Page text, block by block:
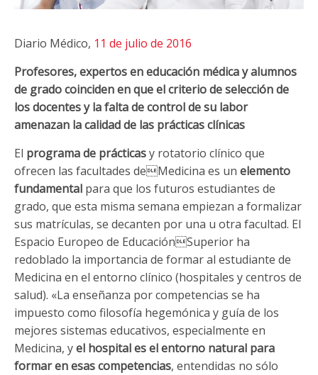
Diario Médico, 11 de julio de 2016
Profesores, expertos en educación médica y alumnos
de grado coinciden en que el criterio de selección de
los docentes y la falta de control de su labor
amenazan la calidad de las prácticas clínicas
El programa de prácticasy rotatorio clínico que
ofrecen las facultades deMedicina es un elemento
fundamental para que los futuros estudiantes de
grado, que esta misma semana empiezan a formalizar
sus matrículas, se decanten por una u otra facultad. El
Espacio Europeo de EducaciónSuperior ha
redoblado la importancia de formar al estudiante de
Medicina en el entorno clínico (hospitales y centros de
salud). «La enseñanza por competencias se ha
impuesto como filosofía hegemónica y guía de los
mejores sistemas educativos, especialmente en
Medicina, yel hospital es el entorno natural para
formar en esas competencias, entendidas no sólo